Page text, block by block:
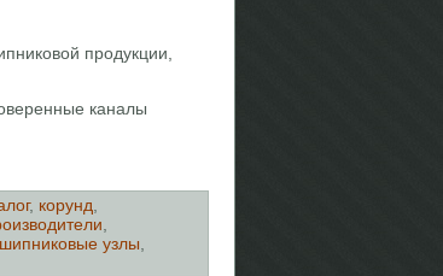
продукции,
каналы
, корунд,
,
узлы,